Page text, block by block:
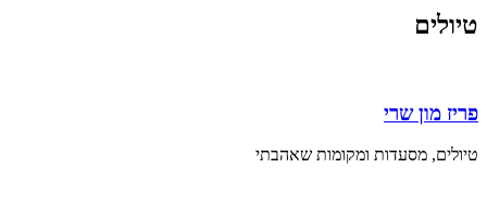
טיולים
פריז מון שרי
טיולים, מסעדות ומקומות שאהבתי